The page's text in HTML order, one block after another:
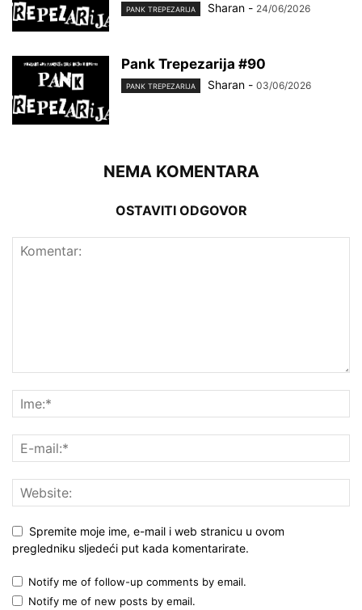
PANK TREPEZARIJA Sharan - 24/06/2026
Pank Trepezarija #90
PANK TREPEZARIJA Sharan - 03/06/2026
NEMA KOMENTARA
OSTAVITI ODGOVOR
Spremite moje ime, e-mail i web stranicu u ovom
pregledniku sljedeći put kada komentarirate.
Notify me of follow-up comments by email.
Notify me of new posts by email.